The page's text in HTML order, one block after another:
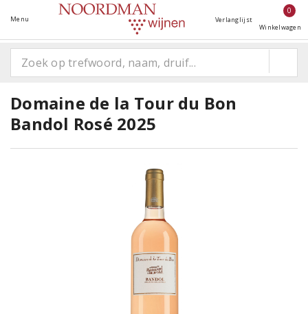
Menu Verlanglijst
0
Winkelwagen
Domaine de la Tour du Bon
Bandol Rosé 2025